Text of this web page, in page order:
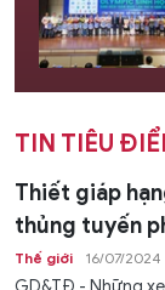
TIN TIÊU
Thiết giáp
thủng tuyến
Thế giới 16/07/